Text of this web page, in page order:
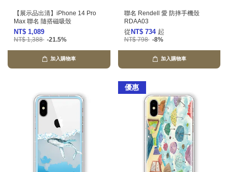
【展示品出清】iPhone 14 Pro
Max 聯名 隨搭磁吸殼
NT$ 1,089
NT$ 1,388 -21.5%
加入購物車
聯名 Rendell 愛 防摔手機殼
RDAA03
從 NT$ 734 起
NT$ 798 -8%
加入購物車
優惠